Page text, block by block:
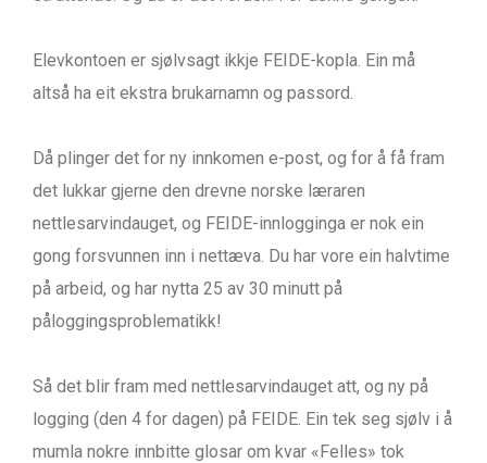
Elevkontoen er sjølvsagt ikkje FEIDE-kopla. Ein må
altså ha eit ekstra brukarnamn og passord.
Då plinger det for ny innkomen e-post, og for å få fram
det lukkar gjerne den drevne norske læraren
nettlesarvindauget, og FEIDE-innlogginga er nok ein
gong forsvunnen inn i nettæva. Du har vore ein halvtime
på arbeid, og har nytta 25 av 30 minutt på
påloggingsproblematikk!
Så det blir fram med nettlesarvindauget att, og ny på
logging (den 4 for dagen) på FEIDE. Ein tek seg sjølv i å
mumla nokre innbitte glosar om kvar «Felles» tok